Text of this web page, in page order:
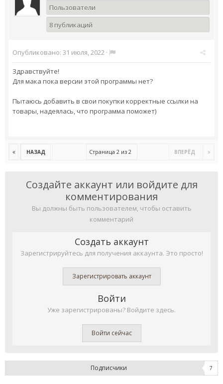
Пользователи
8 публикаций
Опубликовано: 31 июля, 2022 ·
Здравствуйте!
Для мака пока версии этой программы нет?
Пытаюсь добавить в свои покупки корректные ссылки на
товары, надеялась, что программа поможет)
НАЗАД ВПЕРЁД
Страница 2 из 2
Создайте аккаунт или войдите для
комментирования
Вы должны быть пользователем, чтобы оставить
комментарий
Создать аккаунт
Зарегистрируйтесь для получения аккаунта. Это просто!
Зарегистрировать аккаунт
Войти
Уже зарегистрированы? Войдите здесь.
Войти сейчас
Подписчики 7